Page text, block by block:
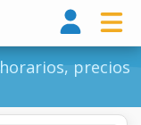
precios